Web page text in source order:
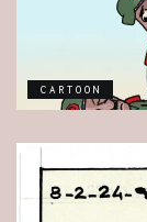
CARTOON